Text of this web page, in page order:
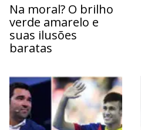
Na moral? O brilho
verde amarelo e
suas ilusões
baratas